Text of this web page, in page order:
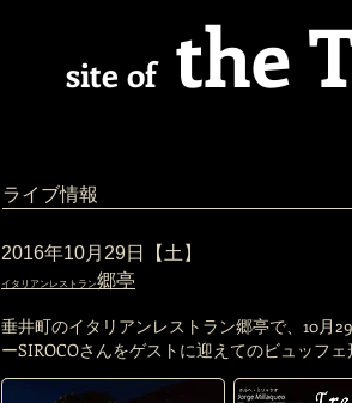
site ofthe
ライブ情報
​2016年10月29日【土】
​イタリアンレストラン郷亭
垂井町のイタリアンレストラン郷亭で、10月
ーSIROCOさんをゲストに迎えてのビュッフ